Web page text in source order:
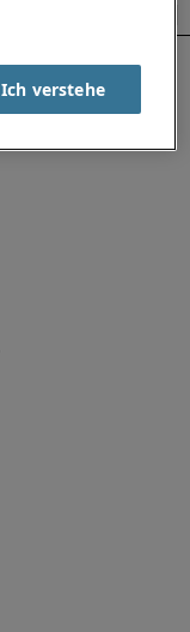
Ich verstehe